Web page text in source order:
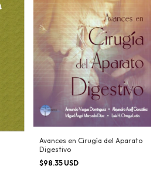
Avances en Cirugía del Aparato
Digestivo
$98.35 USD